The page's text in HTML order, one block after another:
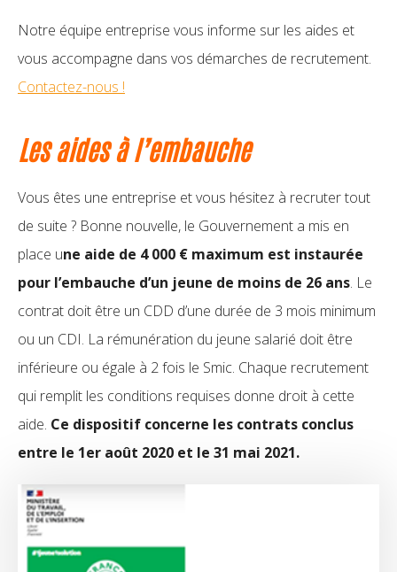
Notre équipe entreprise vous informe sur les aides et
vous accompagne dans vos démarches de recrutement.
Contactez-nous !
Les aides à l’embauche
Vous êtes une entreprise et vous hésitez à recruter tout
de suite ? Bonne nouvelle, le Gouvernement a mis en
place une aide de 4 000 € maximum est instaurée
pour l’embauche d’un jeune de moins de 26 ans. Le
contrat doit être un CDD d’une durée de 3 mois minimum
ou un CDI. La rémunération du jeune salarié doit être
inférieure ou égale à 2 fois le Smic. Chaque recrutement
qui remplit les conditions requises donne droit à cette
aide. Ce dispositif concerne les contrats conclus
entre le 1er août 2020 et le 31 mai 2021.